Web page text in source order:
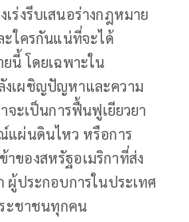
ร่งรีบเสนอร่างกฎหมาย
ะใครกันแน่ที่จะได้
นี้ โดยเฉพาะใน
งเผชิญปัญหาและความ
จะเป็นการฟื้นฟูเยียวยา
แผ่นดินไหว หรือการ
ของสหรัฐอเมริกาที่ส่ง
ผู้ประกอบการในประเทศ
ะชาชนทุกคน